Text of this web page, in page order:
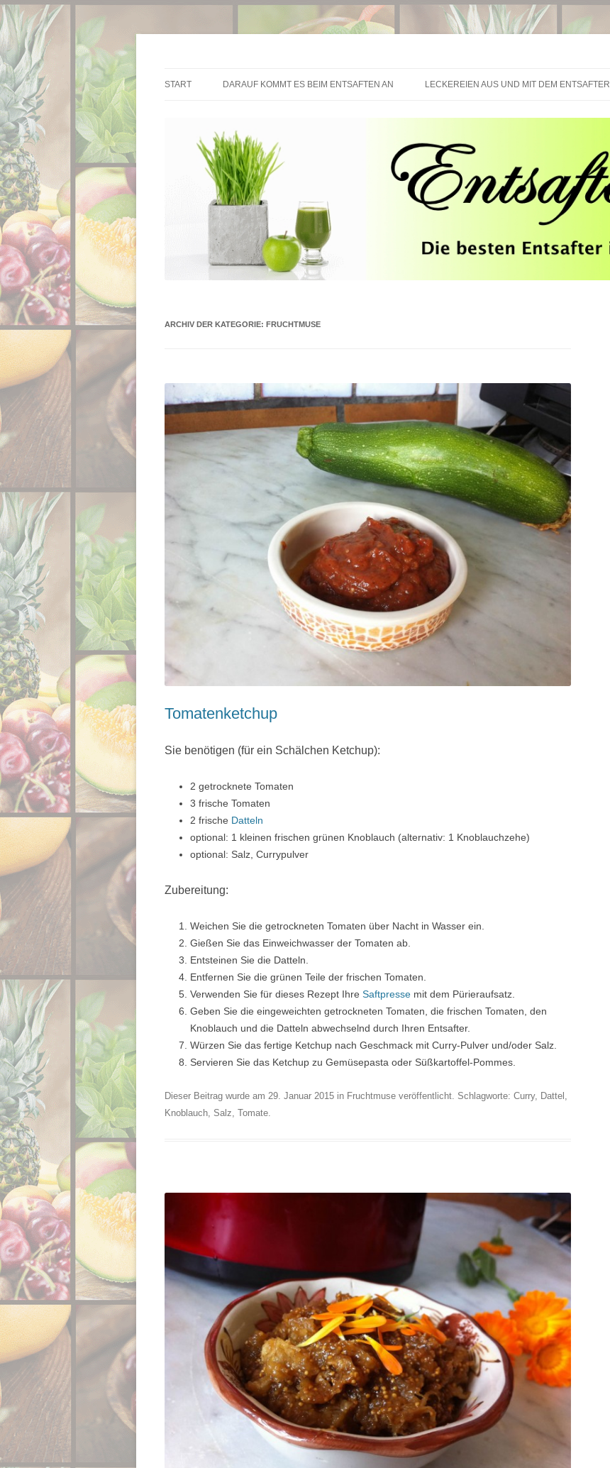
START DARAUF KOMMT ES BEIM ENTSAFTEN AN LECKEREIEN AUS UND MIT DEM ENTSAFTER
ARCHIV DER KATEGORIE: FRUCHTMUSE
Tomatenketchup
Sie benötigen (für ein Schälchen Ketchup):
2 getrocknete Tomaten
3 frische Tomaten
2 frische Datteln
optional: 1 kleinen frischen grünen Knoblauch (alternativ: 1 Knoblauchzehe)
optional: Salz, Currypulver
Zubereitung:
Weichen Sie die getrockneten Tomaten über Nacht in Wasser ein.
Gießen Sie das Einweichwasser der Tomaten ab.
Entsteinen Sie die Datteln.
Entfernen Sie die grünen Teile der frischen Tomaten.
Verwenden Sie für dieses Rezept Ihre Saftpresse mit dem Pürieraufsatz.
Geben Sie die eingeweichten getrockneten Tomaten, die frischen Tomaten, den
Knoblauch und die Datteln abwechselnd durch Ihren Entsafter.
Würzen Sie das fertige Ketchup nach Geschmack mit Curry-Pulver und/oder Salz.
Servieren Sie das Ketchup zu Gemüsepasta oder Süßkartoffel-Pommes.
Dieser Beitrag wurde am 29. Januar 2015 in Fruchtmuse veröffentlicht. Schlagworte: Curry, Dattel ,
Knoblauch, Salz, Tomate.